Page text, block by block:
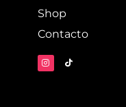
Shop
Contacto